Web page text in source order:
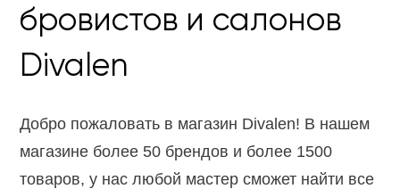
бровистов и салонов
Divalen
Добро пожаловать в магазин Divalen! В нашем
магазине более 50 брендов и более 1500
товаров, у нас любой мастер сможет найти все